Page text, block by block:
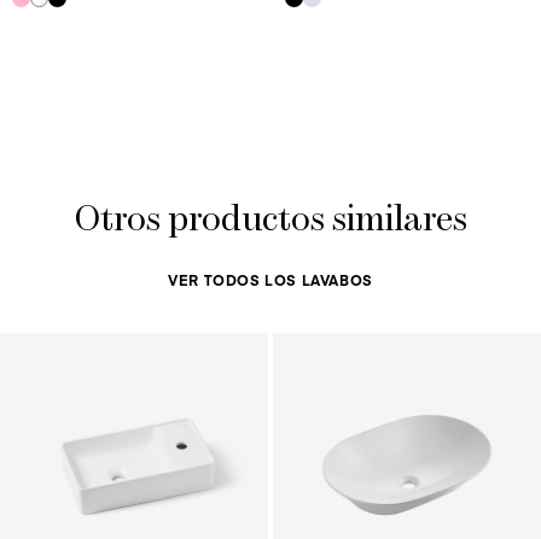
Otros productos similares
VER TODOS LOS LAVABOS